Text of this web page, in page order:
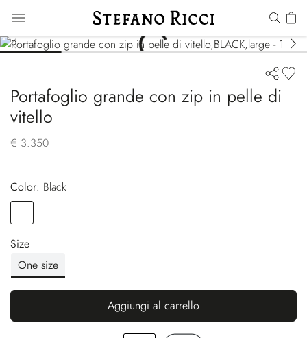
Portafoglio grande con zip in pelle di
vitello
€ 3.350
Color:
black
Size
One size
Aggiungi al carrello